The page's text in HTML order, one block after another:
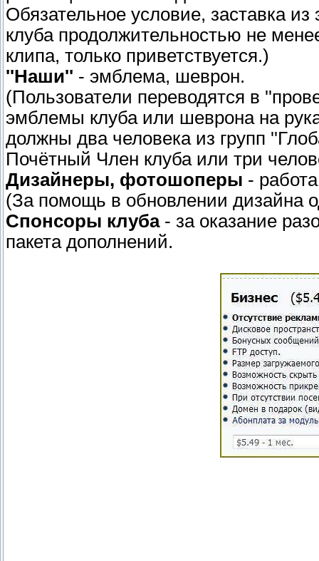
Обязательное условие, заставка
клуба продолжительностью не
клипа, только приветствуется.)
''Наши'' - эмблема, шеврон.
(Пользователи переводятся в
эмблемы клуба или шеврона на
должны два человека из групп
Почётный Член клуба или три
Дизайнеры, фотошоперы -
(За помощь в обновлении дизайна
Спонсоры клуба- за оказание
пакета дополнений.